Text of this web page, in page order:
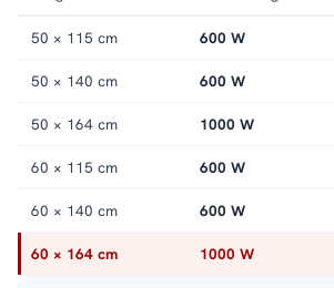
50 × 115 cm 600 W
50 × 140 cm 600 W
50 × 164 cm 1000 W
60 × 115 cm 600 W
60 × 140 cm 600 W
60 × 164 cm 1000 W